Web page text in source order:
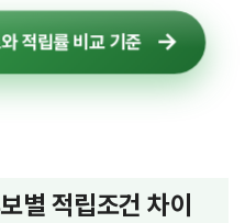
적립률 비교 기준
별 적립조건 차이